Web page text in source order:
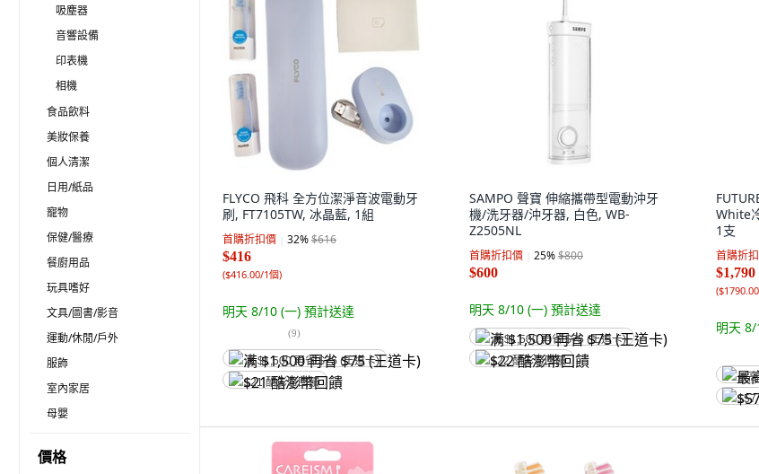
吸塵器
音響設備
印表機
相機
食品飲料
美妝保養
個人清潔
日用/紙品
寵物
保健/醫療
餐廚用品
玩具嗜好
文具/圖書/影音
運動/休閒/戶外
服飾
室內家居
母嬰
價格
FLYCO 飛科 全方位潔淨音波電動牙
刷, FT7105TW, 冰晶藍, 1組
首購折扣價 32%$616
$416
($416.00/1個)
明天 8/10 (一) 預計送達
(9)
满 $1,500 再省 $75 (王道卡)
$21 酷澎幣回饋
SAMPO 聲寶 伸縮攜帶型電動沖牙
機/洗牙器/沖牙器, 白色, WB-
Z2505NL
首購折扣價 25%$800
$600
明天 8/10 (一) 預計送達
满 $1,500 再省 $75 (王道卡)
$22 酷澎幣回饋
White
1支
首購折
$1,790
(
明天
最
$57